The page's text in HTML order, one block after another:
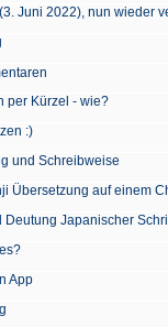
Juni 2022), nun wieder
per Kürzel - wie?
:)
und Schreibweise
Übersetzung auf einem
Deutung Japanischer
App